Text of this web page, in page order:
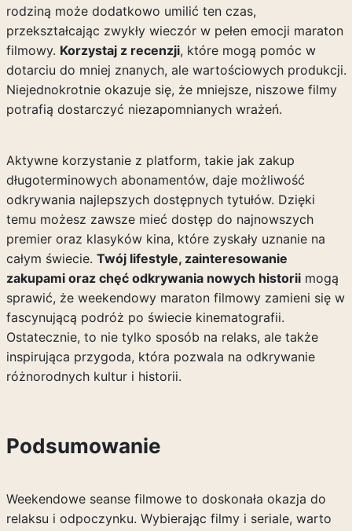
rodziną może dodatkowo umilić ten czas,
przekształcając zwykły wieczór w pełen emocji maraton
filmowy. Korzystaj z recenzji, które mogą pomóc w
dotarciu do mniej znanych, ale wartościowych produkcji.
Niejednokrotnie okazuje się, że mniejsze, niszowe filmy
potrafią dostarczyć niezapomnianych wrażeń.
Aktywne korzystanie z platform, takie jak zakup
długoterminowych abonamentów, daje możliwość
odkrywania najlepszych dostępnych tytułów. Dzięki
temu możesz zawsze mieć dostęp do najnowszych
premier oraz klasyków kina, które zyskały uznanie na
całym świecie. Twój lifestyle, zainteresowanie
zakupami oraz chęć odkrywania nowych historiimogą
sprawić, że weekendowy maraton filmowy zamieni się w
fascynującą podróż po świecie kinematografii.
Ostatecznie, to nie tylko sposób na relaks, ale także
inspirująca przygoda, która pozwala na odkrywanie
różnorodnych kultur i historii.
Podsumowanie
Weekendowe seanse filmowe to doskonała okazja do
relaksu i odpoczynku. Wybierając filmy i seriale, warto